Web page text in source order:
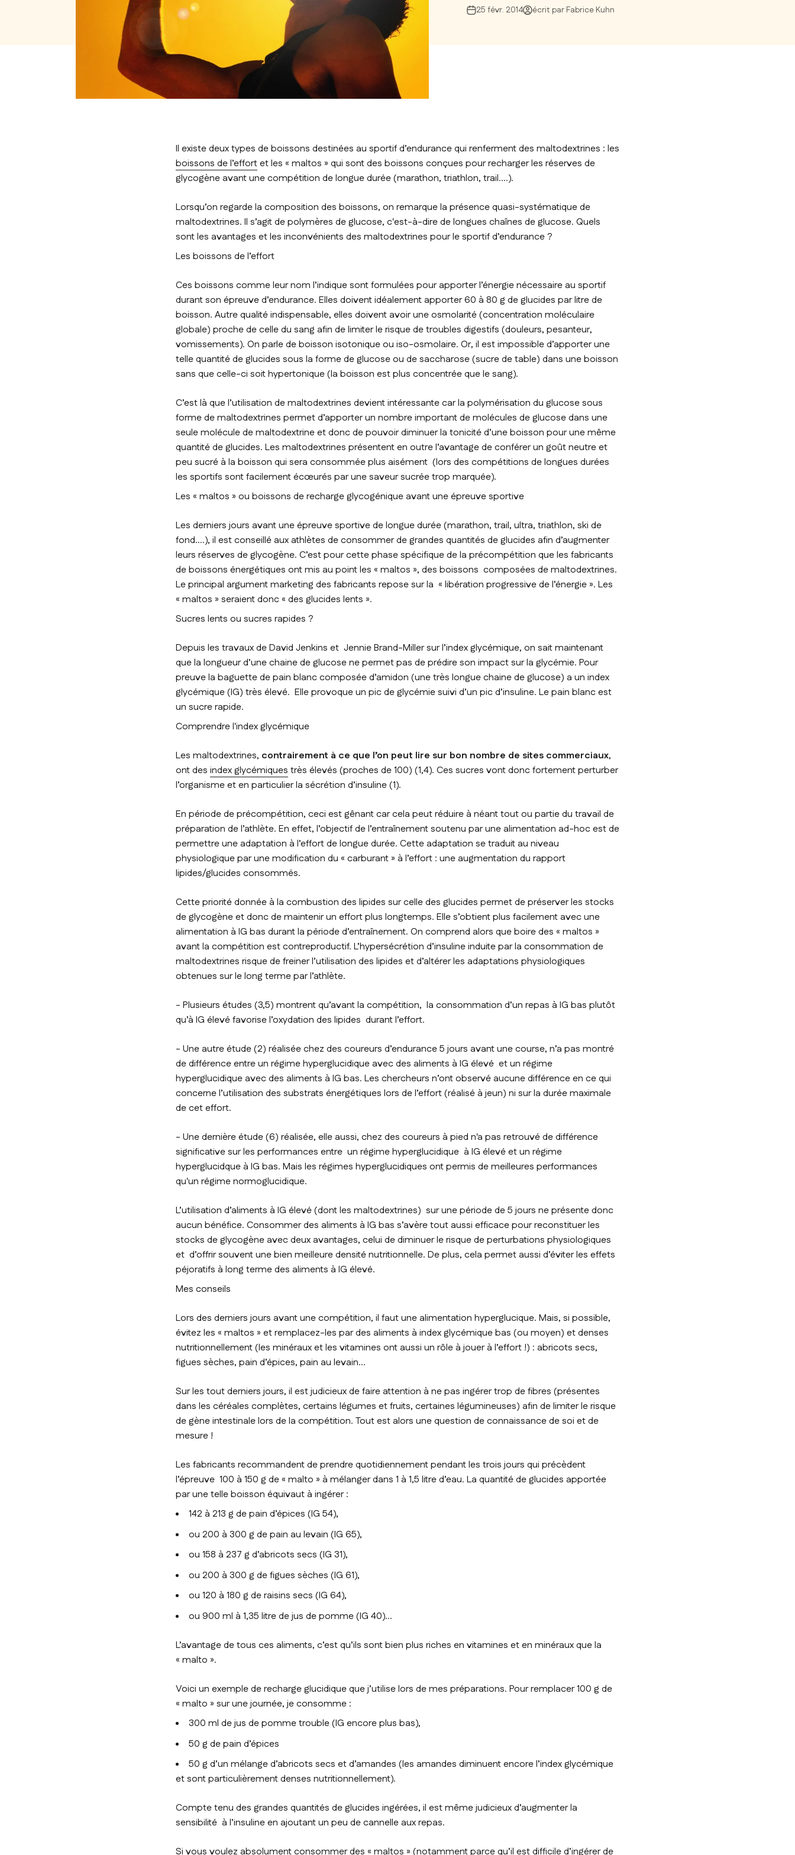
25 févr. 2014 écrit par Fabrice Kuhn
Il existe deux types de boissons destinées au sportif d’endurance qui renferment des maltodextrines : les
boissons de l’effortet les « maltos » qui sont des boissons conçues pour recharger les réserves de
glycogène avant une compétition de longue durée (marathon, triathlon, trail….).
Lorsqu’on regarde la composition des boissons, on remarque la présence quasi-systématique de
maltodextrines. Il s’agit de polymères de glucose, c'est-à-dire de longues chaînes de glucose. Quels
sont les avantages et les inconvénients des maltodextrines pour le sportif d’endurance ?
Les boissons de l’effort
Ces boissons comme leur nom l’indique sont formulées pour apporter l’énergie nécessaire au sportif
durant son épreuve d’endurance. Elles doivent idéalement apporter 60 à 80 g de glucides par litre de
boisson. Autre qualité indispensable, elles doivent avoir une osmolarité (concentration moléculaire
globale) proche de celle du sang afin de limiter le risque de troubles digestifs (douleurs, pesanteur,
vomissements). On parle de boisson isotonique ou iso-osmolaire. Or, il est impossible d’apporter une
telle quantité de glucides sous la forme de glucose ou de saccharose (sucre de table) dans une boisson
sans que celle-ci soit hypertonique (la boisson est plus concentrée que le sang).
C’est là que l’utilisation de maltodextrines devient intéressante car la polymérisation du glucose sous
forme de maltodextrines permet d’apporter un nombre important de molécules de glucose dans une
seule molécule de maltodextrine et donc de pouvoir diminuer la tonicité d’une boisson pour une même
quantité de glucides. Les maltodextrines présentent en outre l’avantage de conférer un goût neutre et
peu sucré à la boisson qui sera consommée plus aisément (lors des compétitions de longues durées
les sportifs sont facilement écœurés par une saveur sucrée trop marquée).
Les « maltos » ou boissons de recharge glycogénique avant une épreuve sportive
Les derniers jours avant une épreuve sportive de longue durée (marathon, trail, ultra, triathlon, ski de
fond….), il est conseillé aux athlètes de consommer de grandes quantités de glucides afin d’augmenter
leurs réserves de glycogène. C’est pour cette phase spécifique de la précompétition que les fabricants
de boissons énergétiques ont mis au point les « maltos », des boissons composées de maltodextrines.
Le principal argument marketing des fabricants repose sur la « libération progressive de l’énergie ». Les
« maltos » seraient donc « des glucides lents ».
Sucres lents ou sucres rapides ?
Depuis les travaux de David Jenkins et Jennie Brand-Miller sur l’index glycémique, on sait maintenant
que la longueur d’une chaine de glucose ne permet pas de prédire son impact sur la glycémie. Pour
preuve la baguette de pain blanc composée d’amidon (une très longue chaine de glucose) a un index
glycémique (IG) très élevé. Elle provoque un pic de glycémie suivi d’un pic d’insuline. Le pain blanc est
un sucre rapide.
Comprendre l'index glycémique
Les maltodextrines, contrairement à ce que l’on peut lire sur bon nombre de sites commerciaux,
ont des index glycémiques très élevés (proches de 100) (1,4). Ces sucres vont donc fortement perturber
l’organisme et en particulier la sécrétion d’insuline (1).
En période de précompétition, ceci est gênant car cela peut réduire à néant tout ou partie du travail de
préparation de l’athlète. En effet, l’objectif de l’entraînement soutenu par une alimentation ad-hoc est de
permettre une adaptation à l’effort de longue durée. Cette adaptation se traduit au niveau
physiologique par une modification du « carburant » à l’effort : une augmentation du rapport
lipides/glucides consommés.
Cette priorité donnée à la combustion des lipides sur celle des glucides permet de préserver les stocks
de glycogène et donc de maintenir un effort plus longtemps. Elle s’obtient plus facilement avec une
alimentation à IG bas durant la période d’entraînement. On comprend alors que boire des « maltos »
avant la compétition est contreproductif. L’hypersécrétion d’insuline induite par la consommation de
maltodextrines risque de freiner l’utilisation des lipides et d’altérer les adaptations physiologiques
obtenues sur le long terme par l’athlète.
- Plusieurs études (3,5) montrent qu’avant la compétition, la consommation d’un repas à IG bas plutôt
qu’à IG élevé favorise l’oxydation des lipides durant l’effort.
- Une autre étude (2) réalisée chez des coureurs d’endurance 5 jours avant une course, n’a pas montré
de différence entre un régime hyperglucidique avec des aliments à IG élevé et un régime
hyperglucidique avec des aliments à IG bas. Les chercheurs n’ont observé aucune différence en ce qui
concerne l’utilisation des substrats énergétiques lors de l’effort (réalisé à jeun) ni sur la durée maximale
de cet effort.
- Une dernière étude (6) réalisée, elle aussi, chez des coureurs à pied n'a pas retrouvé de différence
significative sur les performances entre un régime hyperglucidique à IG élevé et un régime
hyperglucidque à IG bas. Mais les régimes hyperglucidiques ont permis de meilleures performances
qu'un régime normoglucidique.
L’utilisation d’aliments à IG élevé (dont les maltodextrines) sur une période de 5 jours ne présente donc
aucun bénéfice. Consommer des aliments à IG bas s’avère tout aussi efficace pour reconstituer les
stocks de glycogène avec deux avantages, celui de diminuer le risque de perturbations physiologiques
et d’offrir souvent une bien meilleure densité nutritionnelle. De plus, cela permet aussi d’éviter les effets
péjoratifs à long terme des aliments à IG élevé.
Mes conseils
Lors des derniers jours avant une compétition, il faut une alimentation hyperglucique. Mais, si possible,
évitez les « maltos » et remplacez-les par des aliments à index glycémique bas (ou moyen) et denses
nutritionnellement (les minéraux et les vitamines ont aussi un rôle à jouer à l’effort !) : abricots secs,
figues sèches, pain d’épices, pain au levain...
Sur les tout derniers jours, il est judicieux de faire attention à ne pas ingérer trop de fibres (présentes
dans les céréales complètes, certains légumes et fruits, certaines légumineuses) afin de limiter le risque
de gène intestinale lors de la compétition. Tout est alors une question de connaissance de soi et de
mesure !
Les fabricants recommandent de prendre quotidiennement pendant les trois jours qui précèdent
l’épreuve 100 à 150 g de « malto » à mélanger dans 1 à 1,5 litre d’eau. La quantité de glucides apportée
par une telle boisson équivaut à ingérer :
142 à 213 g de pain d’épices (IG 54),
ou 200 à 300 g de pain au levain (IG 65),
ou 158 à 237 g d’abricots secs (IG 31),
ou 200 à 300 g de figues sèches (IG 61),
ou 120 à 180 g de raisins secs (IG 64),
ou 900 ml à 1,35 litre de jus de pomme (IG 40)…
L’avantage de tous ces aliments, c’est qu’ils sont bien plus riches en vitamines et en minéraux que la
« malto ».
Voici un exemple de recharge glucidique que j’utilise lors de mes préparations. Pour remplacer 100 g de
« malto » sur une journée, je consomme :
300 ml de jus de pomme trouble (IG encore plus bas),
50 g de pain d’épices
50 g d’un mélange d’abricots secs et d’amandes (les amandes diminuent encore l’index glycémique
et sont particulièrement denses nutritionnellement).
Compte tenu des grandes quantités de glucides ingérées, il est même judicieux d’augmenter la
sensibilité à l’insuline en ajoutant un peu de cannelle aux repas.
Si vous voulez absolument consommer des « maltos » (notamment parce qu’il est difficile d’ingérer de